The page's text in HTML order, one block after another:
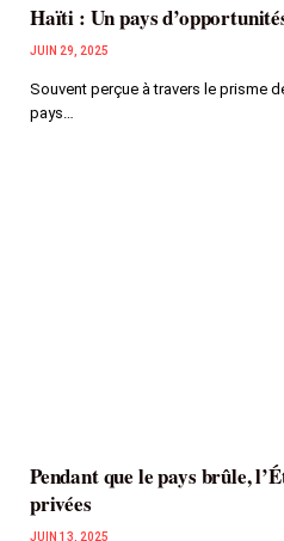
Haïti : Un pays
JUIN 29, 2025
Souvent perçue à travers le prisme
pays…
Pendant que le pays brûle,
privées
JUIN 13, 2025